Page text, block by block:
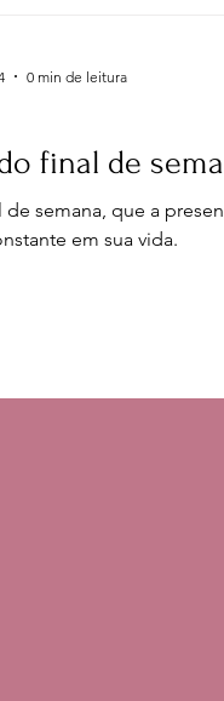
final de
semana, que a
em sua vida.
0 min de leitura